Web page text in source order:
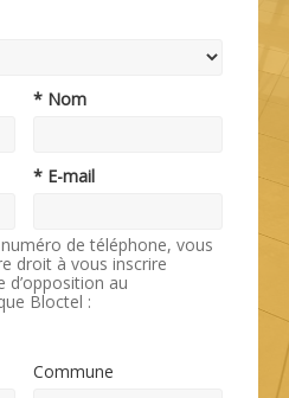
* Nom
* E-mail
de téléphone, vous
droit à vous inscrire
d’opposition au
Bloctel :
Commune